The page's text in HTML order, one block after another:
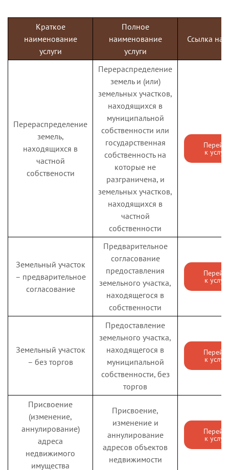
образовательную
организацию,
реализующую
программу
дошкольного
образования
Удостоверение
Ветерана труда РФ
Государственная
услуга по
присвоению звания
"Ветеран труда" и
выдаче
удостоверения
ветерана
к услуге
Компенсация
расходов на
оплату ЖКУ
сельской
Государственная
услуга по
назначению
ежемесячной
денежной
компенсации части
расходов на оплату
жилого помещения
и коммунальных
услуг специалистам
бюджетной сферы,
проживающим и
работающим в
сельской местности
и поселках
городского типа
Ленинградской
Компенсация
Государственная
услуга по
назначению
ежемесячной
Краткое
наименование
услуги
Полное
наименование
услуги
Ссылка на
Перераспределение
земель,
находящихся в
частной
собствености
Перераспределение
земель и (или)
земельных участков,
находящихся в
муниципальной
собственности или
государственная
собственность на
которые не
разграничена, и
земельных участков,
находящихся в
частной
собственности
к
Земельный участок
– предварительное
согласование
Предварительное
согласование
предоставления
земельного участка,
находящегося в
собственности
к
Земельный участок
– без торгов
Предоставление
земельного участка,
находящегося в
муниципальной
собственности, без
торгов
к
Присвоение
(изменение,
аннулирование)
адреса
недвижимого
имущества
Присвоение,
изменение и
аннулирование
адресов объектов
недвижимости
к